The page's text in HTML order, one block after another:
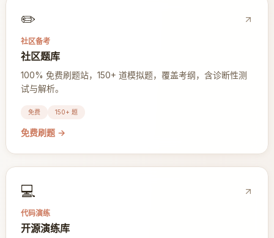
✏️
社区备考
社区题库
100% 免费刷题站，150+ 道模拟题，覆盖考纲，含诊断性测
试与解析。
免费 150+ 题
免费刷题→
💻
代码演练
开源演练库